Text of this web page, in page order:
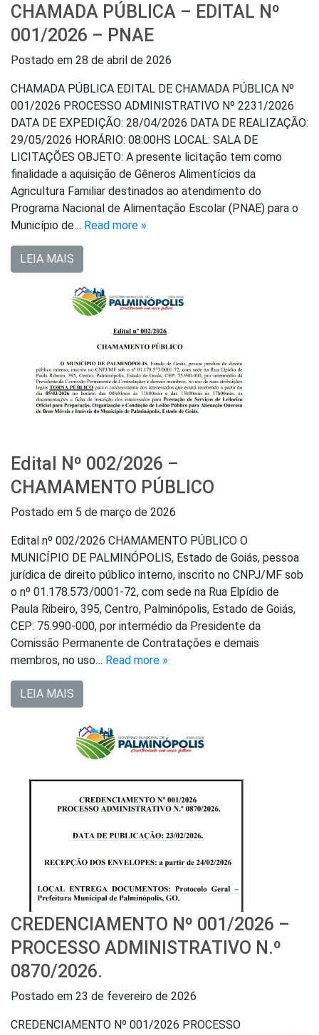
CHAMADA PÚBLICA – EDITAL Nº
001/2026 – PNAE
Postado em 28 de abril de 2026
CHAMADA PÚBLICA EDITAL DE CHAMADA PÚBLICA Nº
001/2026 PROCESSO ADMINISTRATIVO Nº 2231/2026
DATA DE EXPEDIÇÃO: 28/04/2026 DATA DE REALIZAÇÃO:
29/05/2026 HORÁRIO: 08:00HS LOCAL: SALA DE
LICITAÇÕES OBJETO: A presente licitação tem como
finalidade a aquisição de Gêneros Alimentícios da
Agricultura Familiar destinados ao atendimento do
Programa Nacional de Alimentação Escolar (PNAE) para o
Município de… Read more »
LEIA MAIS
Edital Nº 002/2026 –
CHAMAMENTO PÚBLICO
Postado em 5 de março de 2026
Edital nº 002/2026 CHAMAMENTO PÚBLICO O
MUNICÍPIO DE PALMINÓPOLIS, Estado de Goiás, pessoa
jurídica de direito público interno, inscrito no CNPJ/MF sob
o nº 01.178.573/0001-72, com sede na Rua Elpídio de
Paula Ribeiro, 395, Centro, Palminópolis, Estado de Goiás,
CEP: 75.990-000, por intermédio da Presidente da
Comissão Permanente de Contratações e demais
membros, no uso… Read more »
LEIA MAIS
CREDENCIAMENTO Nº 001/2026 –
PROCESSO ADMINISTRATIVO N.º
0870/2026.
Postado em 23 de fevereiro de 2026
CREDENCIAMENTO Nº 001/2026 PROCESSO